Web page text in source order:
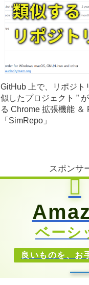
GitHub 上で、リポジト
似したプロジェクト ”
る Chrome 拡張機能 ＆ Firefox アドオン
「SimRepo」
スポンサ
ベーシ
良いものを、お